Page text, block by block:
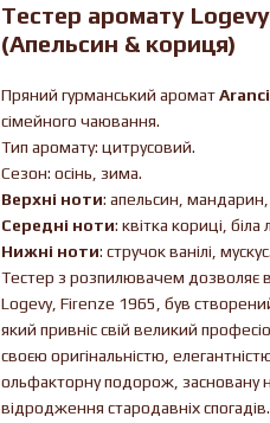
Тестер аромату
(Апельсин & кориця)
Пряний гурманський аромат
сімейного чаювання.
Тип аромату: цитрусовий.
Сезон: осінь, зима.
Верхні ноти: апельсин,
Середні ноти: квітка кориці, біла
Нижні ноти: стручок ванілі, мускус.
Тестер з розпилювачем дозволяє
Logevy, Firenze 1965, був
який привніс свій великий
своєю оригінальністю,
ольфакторну подорож, засновану
відродження стародавніх